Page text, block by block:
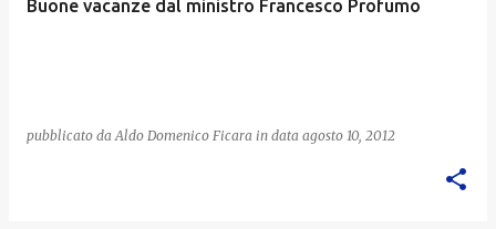
Buone vacanze dal ministro Francesco Profumo
pubblicato da Aldo Domenico Ficara in data agosto 10, 2012